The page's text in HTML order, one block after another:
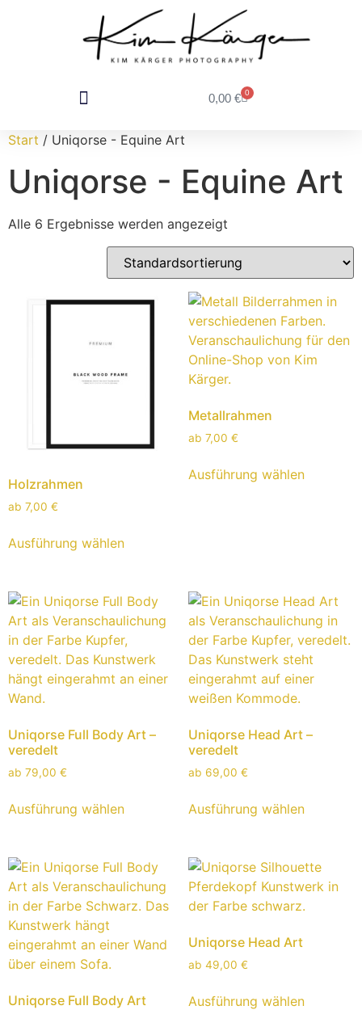
0,00 € 0
Start / Uniqorse - Equine Art
Uniqorse - Equine Art
Alle 6 Ergebnisse werden angezeigt
Holzrahmen
ab 7,00 €
Ausführung wählen
Metallrahmen
ab 7,00 €
Ausführung wählen
Uniqorse Full Body Art –
veredelt
ab 79,00 €
Ausführung wählen
Uniqorse Head Art –
veredelt
ab 69,00 €
Ausführung wählen
Uniqorse Full Body Art
Uniqorse Head Art
ab 49,00 €
Ausführung wählen